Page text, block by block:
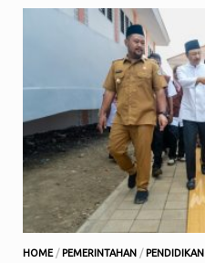
HOME /PEMERINTAHAN /PENDIDIKAN